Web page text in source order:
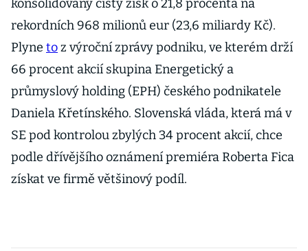
konsolidovaný čistý zisk o 21,8 procenta na
rekordních 968 milionů eur (23,6 miliardy Kč).
Plyne toz výroční zprávy podniku, ve kterém drží
66 procent akcií skupina Energetický a
průmyslový holding (EPH) českého podnikatele
Daniela Křetínského. Slovenská vláda, která má v
SE pod kontrolou zbylých 34 procent akcií, chce
podle dřívějšího oznámení premiéra Roberta Fica
získat ve firmě většinový podíl.